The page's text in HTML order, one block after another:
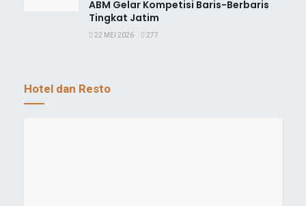
ABM Gelar Kompetisi Baris-Berbaris
Tingkat Jatim
22 MEI 2026 277
Hotel dan Resto